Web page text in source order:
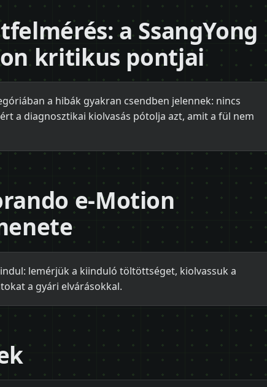
a SsangYong
kritikus pontjai
a hibák gyakran csendben jelennek: nincs
a diagnosztikai kiolvasás pótolja azt, amit a fül nem
e-Motion
indul: lemérjük a kiinduló töltöttséget, kiolvassuk a
a gyári elvárásokkal.